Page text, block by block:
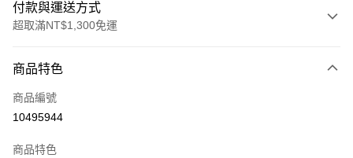
付款與運送方式
超取滿NT$1,300免運
信用卡一次付款
超商取貨付款
商品特色
商品編號
10495944
商品特色